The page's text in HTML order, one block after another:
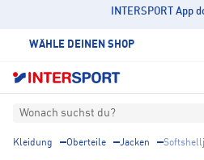
INTERSPORT App
WÄHLE DEINEN SHOP
Wonach suchst du?
Kleidung Oberteile Jacken